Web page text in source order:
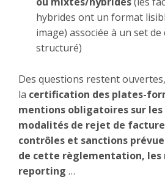
hybrides ont un format
image) associée à un set
structuré)
Des questions restent
la certification des plates-
mentions obligatoires sur
modalités de rejet de
contrôles et sanctions
de cette règlementation, les
reporting …